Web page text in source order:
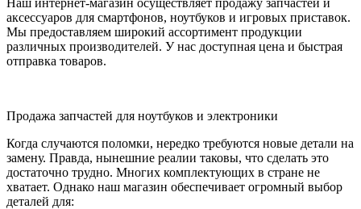
аксессуаров для смартфонов, ноутбуков и игровых приставок.
Мы предоставляем широкий ассортимент продукции
различных производителей. У нас доступная цена и быстрая
отправка товаров.
Продажа запчастей для ноутбуков и электроники
Когда случаются поломки, нередко требуются новые детали на
замену. Правда, нынешние реалии таковы, что сделать это
достаточно трудно. Многих комплектующих в стране не
хватает. Однако наш магазин обеспечивает огромный выбор
деталей для: